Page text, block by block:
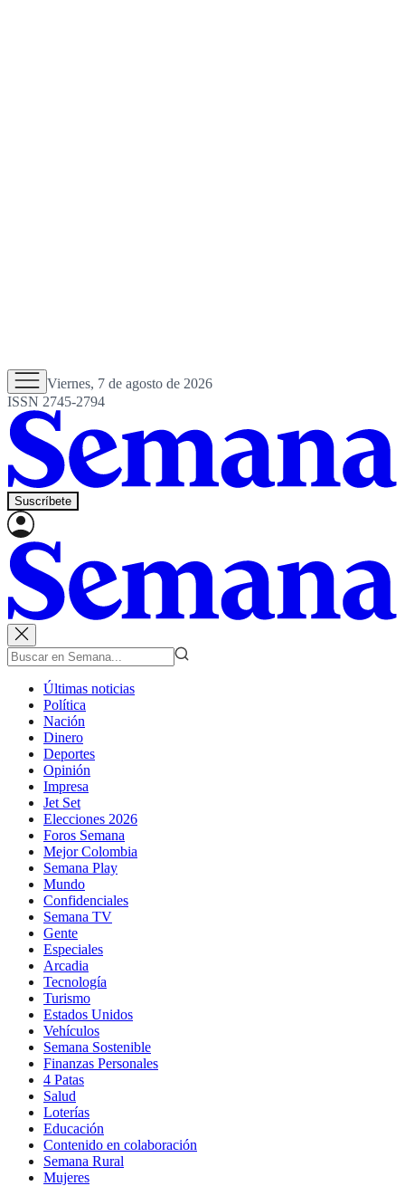
Viernes, 7 de agosto de 2026
ISSN 2745-2794
Suscríbete
Últimas noticias
Política
Nación
Dinero
Deportes
Opinión
Impresa
Jet Set
Elecciones 2026
Foros Semana
Mejor Colombia
Semana Play
Mundo
Confidenciales
Semana TV
Gente
Especiales
Arcadia
Tecnología
Turismo
Estados Unidos
Vehículos
Semana Sostenible
Finanzas Personales
4 Patas
Salud
Loterías
Educación
Contenido en colaboración
Semana Rural
Mujeres